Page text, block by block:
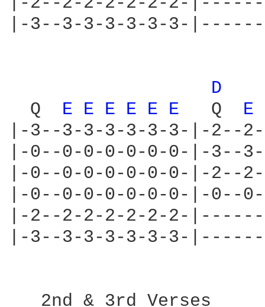
|-3--3-3-3-3-3-3-
D
  Q
E E E E E E
  Q
E
|-3--3-3-3-3-3-3-|-2--
|-0--0-0-0-0-0-0-|-3--
|-0--0-0-0-0-0-0-|-2--
|-0--0-0-0-0-0-0-|-0--
|-2--2-2-2-2-2-2-
|-3--3-3-3-3-3-3-
   2nd & 3rd Verses